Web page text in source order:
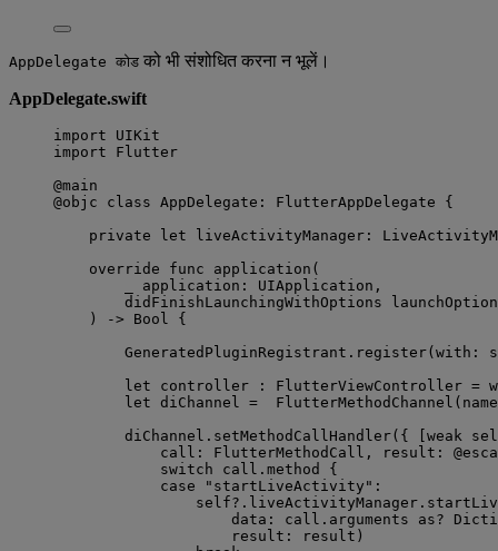
AppDelegate कोड को भी संशोधित करना न भूलें।
AppDelegate.swift
import UIKit
import Flutter
@main
@objc
class AppDelegate: FlutterAppDelegate {
private
let liveActivityManager:
override
func application (
application : UIApplication,
didFinishLaunchingWithOptions
)
-> Bool {
GeneratedPluginRegistrant. register( with :
let controller : FlutterViewController =
let diChannel = FlutterMethodChannel ( name
diChannel. setMethodCallHandler( { [ weak
call : FlutterMethodCall, result :
switch call.method {
case
" startLiveActivity " :
self? . liveActivityManager .
data : call. arguments as?
result : result )